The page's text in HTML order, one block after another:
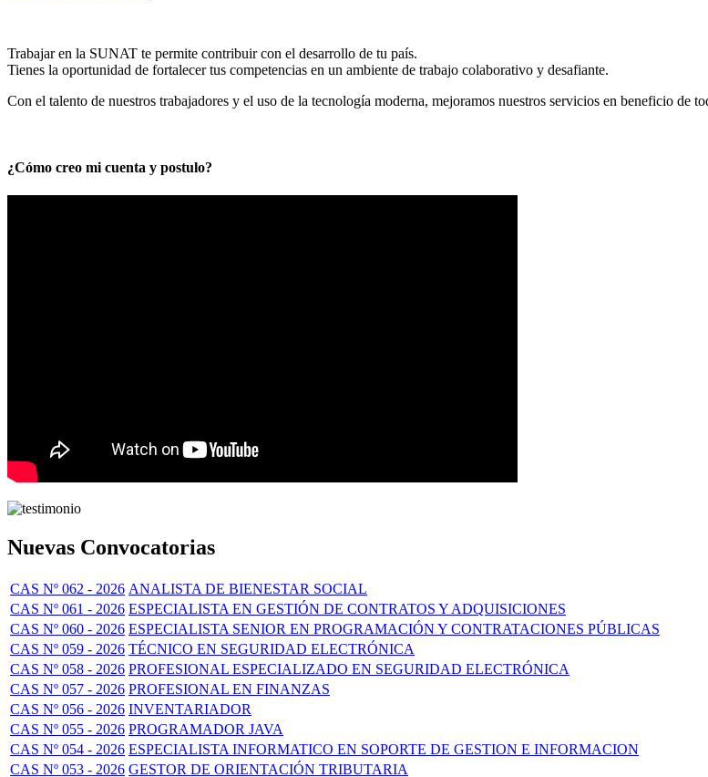
Trabajar en la SUNAT te permite contribuir con el desarrollo de tu país.
Tienes la oportunidad de fortalecer tus competencias en un ambiente de trabajo colaborativo y desafiante.
Con el talento de nuestros trabajadores y el uso de la tecnología moderna, mejoramos nuestros servicios en beneficio de
¿Cómo creo mi cuenta y postulo?
Nuevas Convocatorias
CAS Nº 062 - 2026 ANALISTA DE BIENESTAR SOCIAL
CAS Nº 061 - 2026 ESPECIALISTA EN GESTIÓN DE CONTRATOS Y ADQUISICIONES
CAS Nº 060 - 2026 ESPECIALISTA SENIOR EN PROGRAMACIÓN Y CONTRATACIONES PÚBLICAS
CAS Nº 059 - 2026 TÉCNICO EN SEGURIDAD ELECTRÓNICA
CAS Nº 058 - 2026 PROFESIONAL ESPECIALIZADO EN SEGURIDAD ELECTRÓNICA
CAS Nº 057 - 2026 PROFESIONAL EN FINANZAS
CAS Nº 056 - 2026 INVENTARIADOR
CAS Nº 055 - 2026 PROGRAMADOR JAVA
CAS Nº 054 - 2026 ESPECIALISTA INFORMATICO EN SOPORTE DE GESTION E INFORMACION
CAS Nº 053 - 2026 GESTOR DE ORIENTACIÓN TRIBUTARIA